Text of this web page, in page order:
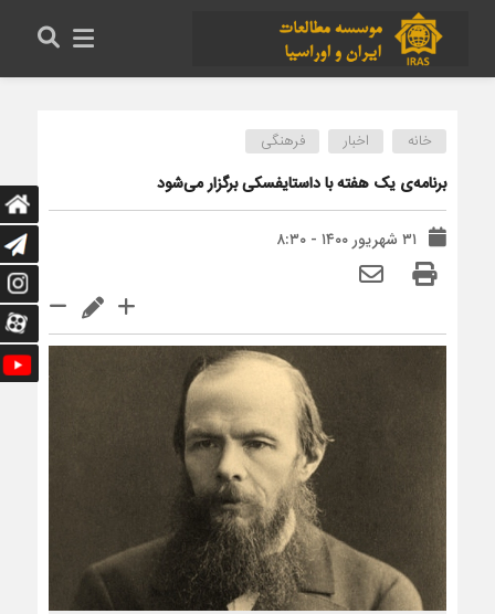
خانه اخبار فرهنگی
برنامه‌ی یک هفته با داستایفسکی برگزار می‌شود
۳۱ شهریور ۱۴۰۰ - ۸:۳۰